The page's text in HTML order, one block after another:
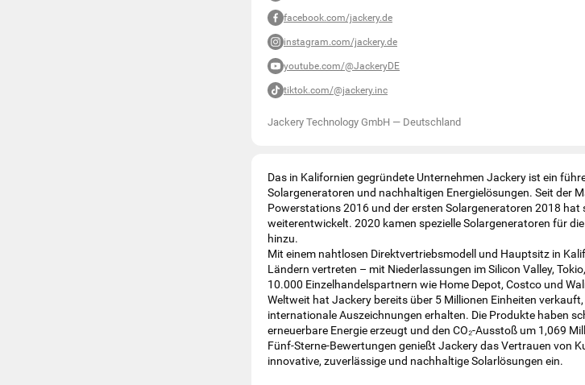
facebook.com/jackery.de
instagram.com/jackery.de
youtube.com/@JackeryDE
tiktok.com/@jackery.inc
Jackery Technology GmbH — Deutschland
Das in Kalifornien gegründete Unternehmen Jackery ist ein
Solargeneratoren und nachhaltigen Energielösungen. Seit der
Powerstations 2016 und der ersten Solargeneratoren 2018 hat
weiterentwickelt. 2020 kamen spezielle Solargeneratoren für
hinzu.
Mit einem nahtlosen Direktvertriebsmodell und Hauptsitz in
Ländern vertreten – mit Niederlassungen im Silicon Valley,
10.000 Einzelhandelspartnern wie Home Depot, Costco und
Weltweit hat Jackery bereits über 5 Millionen Einheiten
internationale Auszeichnungen erhalten. Die Produkte haben
erneuerbare Energie erzeugt und den CO₂-Ausstoß um 1,069
Fünf-Sterne-Bewertungen genießt Jackery das Vertrauen von
innovative, zuverlässige und nachhaltige Solarlösungen ein.